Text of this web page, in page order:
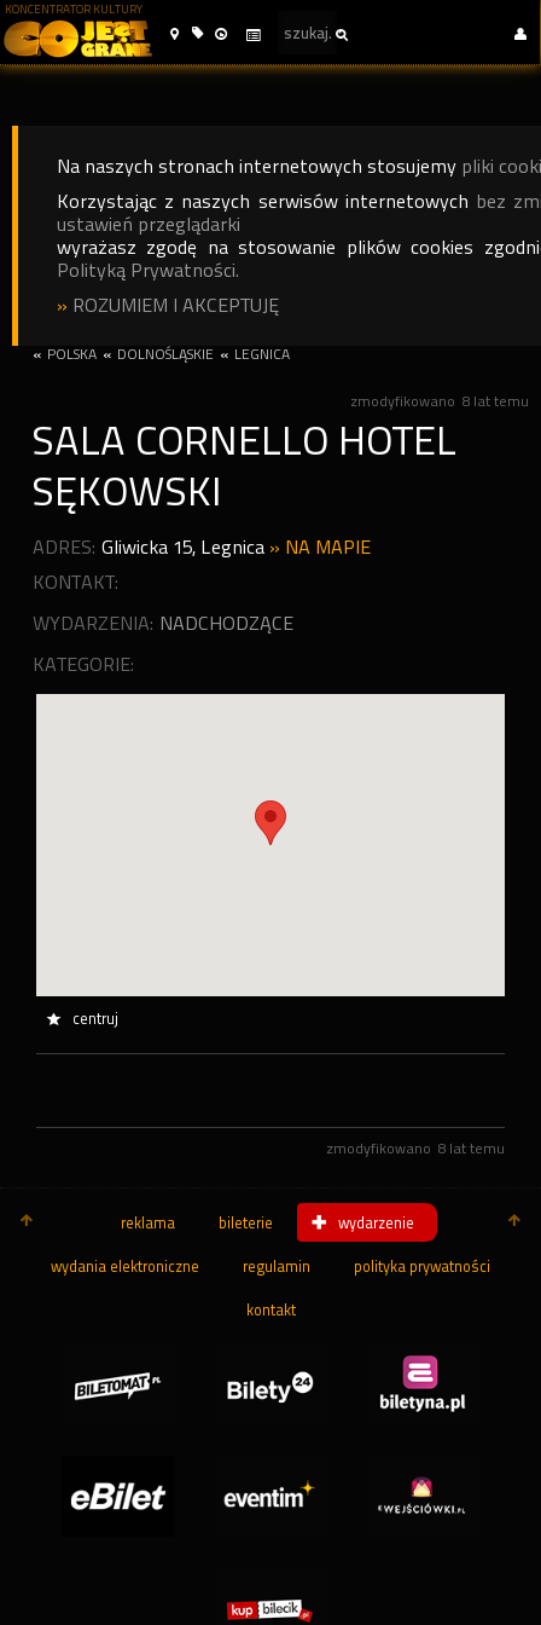
KONCENTRATOR KULTURY
Na naszych stronach internetowych stosujemy pliki
Korzystając z naszych serwisów internetowych bez
ustawień przeglądarki
wyrażasz zgodę na stosowanie plików cookies
Polityką Prywatności.
» ROZUMIEM I AKCEPTUJĘ
« POLSKA « DOLNOŚLĄSKIE « LEGNICA
zmodyfikowano 8 lat temu
SALA CORNELLO HOTEL
SĘKOWSKI
ADRES: Gliwicka 15, Legnica » NA MAPIE
KONTAKT:
WYDARZENIA: NADCHODZĄCE
KATEGORIE:
centruj
zmodyfikowano 8 lat temu
reklama bileterie wydarzenie
wydania elektroniczne regulamin polityka prywatności
kontakt